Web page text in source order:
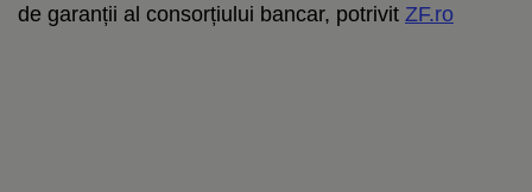
de garanții al consorțiului bancar, potrivit ZF.ro